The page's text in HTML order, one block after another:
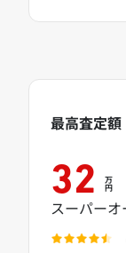
最高査定額
32 万
円
スーパー